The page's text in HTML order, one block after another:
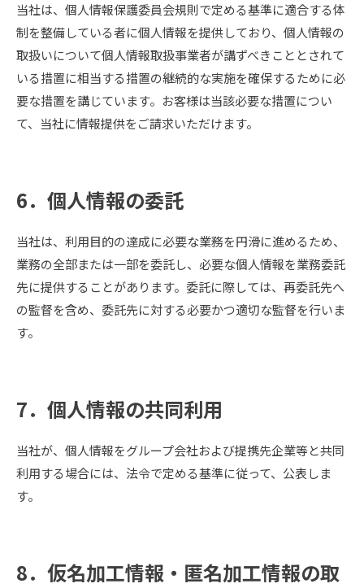
当社は、個人情報保護委員会規則で定める基準に適合する体
制を整備している者に個人情報を提供しており、個人情報の
取扱いについて個人情報取扱事業者が講ずべきこととされて
いる措置に相当する措置の継続的な実施を確保するために必
要な措置を講じています。お客様は当該必要な措置につい
て、当社に情報提供をご請求いただけます。
6．個人情報の委託
当社は、利用目的の達成に必要な業務を円滑に進めるため、
業務の全部または一部を委託し、必要な個人情報を業務委託
先に提供することがあります。委託に際しては、再委託先へ
の監督を含め、委託先に対する必要かつ適切な監督を行いま
す。
7．個人情報の共同利用
当社が、個人情報をグループ会社および提携先企業等と共同
利用する場合には、法令で定める基準に従って、公表しま
す。
8．仮名加工情報・匿名加工情報の取